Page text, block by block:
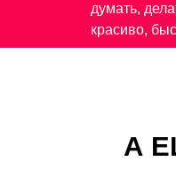
думать,
красиво,
А